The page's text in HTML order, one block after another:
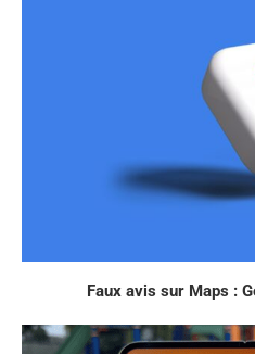
Faux avis sur Maps :